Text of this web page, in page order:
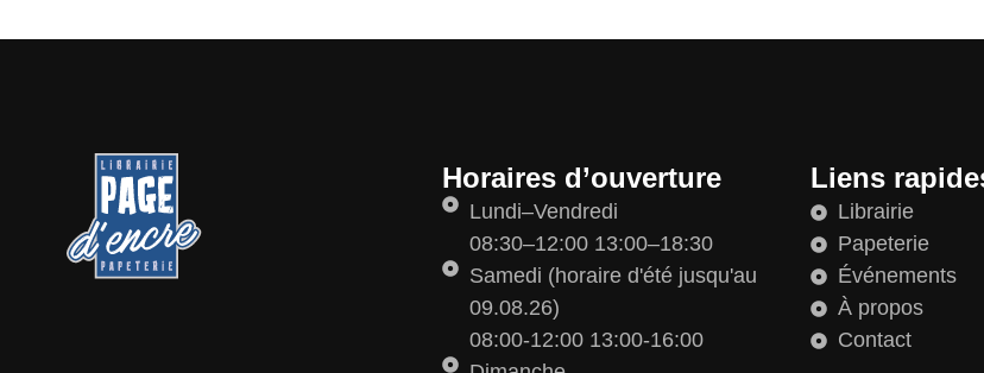
Horaires d’ouverture
Lundi–Vendredi
08:30–12:00 13:00–18:30
Samedi (horaire d'été jusqu'au
09.08.26)
08:00-12:00 13:00-16:00
Liens
Librairie
Papeterie
Événements
À propos
Contact